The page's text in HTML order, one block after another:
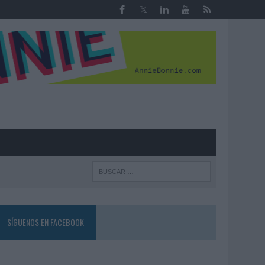
SÍGUENOS EN FACEBOOK